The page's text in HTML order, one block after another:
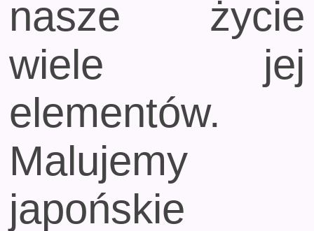
nasze życie
wiele jej
elementów.
Malujemy
japońskie